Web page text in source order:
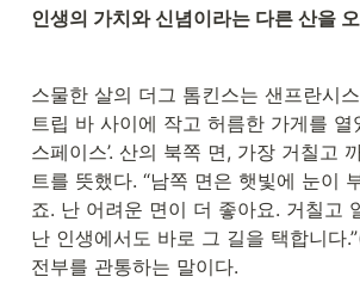
인생의 가치와 신념이라는 다른 산을
스물한 살의 더그 톰킨스는 샌프란시
트립 바 사이에 작고 허름한 가게를 열
스페이스’. 산의 북쪽 면, 가장 거칠고
트를 뜻했다. “남쪽 면은 햇빛에 눈이
죠. 난 어려운 면이 더 좋아요. 거칠고
난 인생에서도 바로 그 길을 택합니다
전부를 관통하는 말이다.